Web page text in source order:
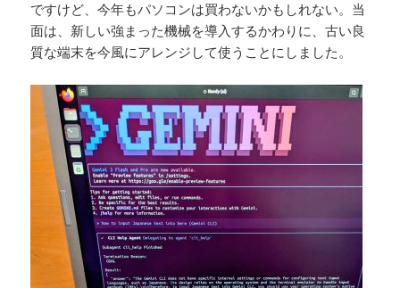
ですけど、今年もパソコンは買わないかもしれない。当
面は、新しい強まった機械を導入するかわりに、古い良
質な端末を今風にアレンジして使うことにしました。